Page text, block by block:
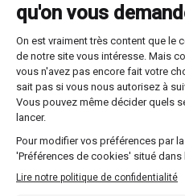
Que ce soit pour vos
vous aide à apprécier la
de vie.
Liste d'erreurs
Comparersalaires,PIB
Assimiler une
Négliger le choix de l'